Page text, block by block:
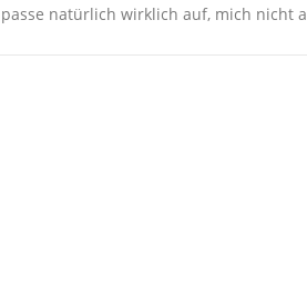
passe natürlich wirklich auf, mich nicht